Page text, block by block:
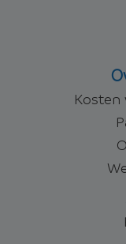
Kosten